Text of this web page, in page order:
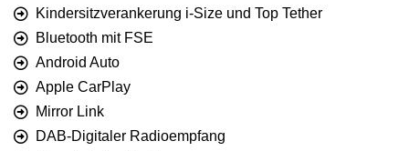
Kindersitzverankerung i-Size und Top Tether
Bluetooth mit FSE
Android Auto
Apple CarPlay
Mirror Link
DAB-Digitaler Radioempfang